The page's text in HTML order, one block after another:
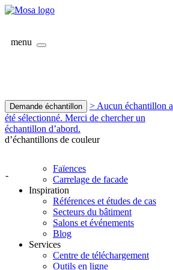
menu
Demande échantillon
> Aucun échantillon a
été sélectionné. Merci de chercher un
échantillon d’abord.
d’échantillons de couleur
-
Faïences
Carrelage de facade
Inspiration
Références et études de cas
Secteurs du bâtiment
Salons et événements
Blog
Services
Centre de téléchargement
Outils en ligne